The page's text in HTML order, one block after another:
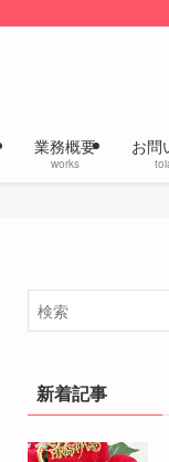
インの「いろあざやかラ
業務概要
works
お問
新着記事